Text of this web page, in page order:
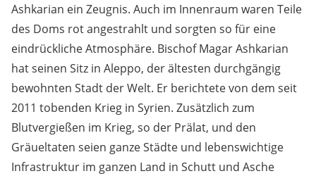
Ashkarian ein Zeugnis. Auch im Innenraum waren Teile
des Doms rot angestrahlt und sorgten so für eine
eindrückliche Atmosphäre. Bischof Magar Ashkarian
hat seinen Sitz in Aleppo, der ältesten durchgängig
bewohnten Stadt der Welt. Er berichtete von dem seit
2011 tobenden Krieg in Syrien. Zusätzlich zum
Blutvergießen im Krieg, so der Prälat, und den
Gräueltaten seien ganze Städte und lebenswichtige
Infrastruktur im ganzen Land in Schutt und Asche